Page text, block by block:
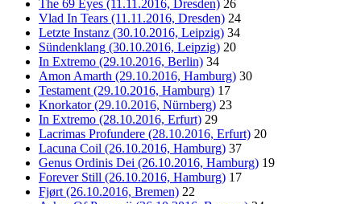
The 69 Eyes (11.11.2016, Dresden) 26
Vlad In Tears (11.11.2016, Dresden) 24
Letzte Instanz (30.10.2016, Leipzig) 34
Sündenklang (30.10.2016, Leipzig) 20
In Extremo (29.10.2016, Berlin) 34
Amon Amarth (29.10.2016, Hamburg) 30
Testament (29.10.2016, Hamburg) 17
Knorkator (29.10.2016, Nürnberg) 23
In Extremo (28.10.2016, Erfurt) 29
Lacrimas Profundere (28.10.2016, Erfurt) 20
Lacuna Coil (26.10.2016, Hamburg) 37
Genus Ordinis Dei (26.10.2016, Hamburg) 19
Forever Still (26.10.2016, Hamburg) 17
Fjørt (26.10.2016, Bremen) 22